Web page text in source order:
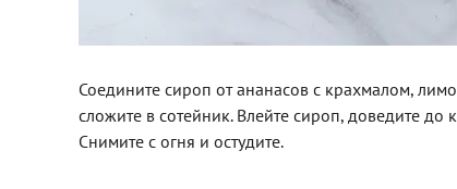
Соедините сироп от ананасов с крахмалом,
сложите в сотейник. Влейте сироп, доведите до
Снимите с огня и остудите.